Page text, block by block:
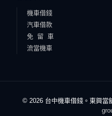
機車借錢
汽車借款
免 留 車
流當機車
© 2026 台中機車借錢。東興當